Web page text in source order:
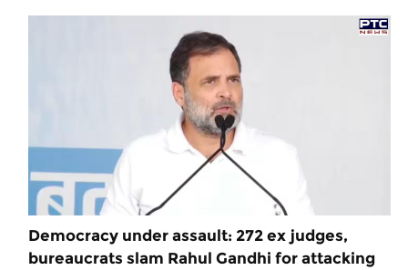
Democracy under assault: 272 ex judges,
bureaucrats slam Rahul Gandhi for attacking